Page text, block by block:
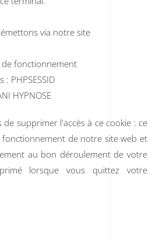
via notre site
de fonctionnement
PHPSESSID
HYPNOSE
supprimer l'accès à ce cookie : ce
fonctionnement de notre site web et
au bon déroulement de votre
lorsque vous quittez votre